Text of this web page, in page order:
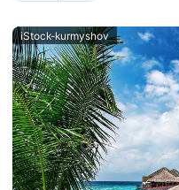
iStock-kurmyshov